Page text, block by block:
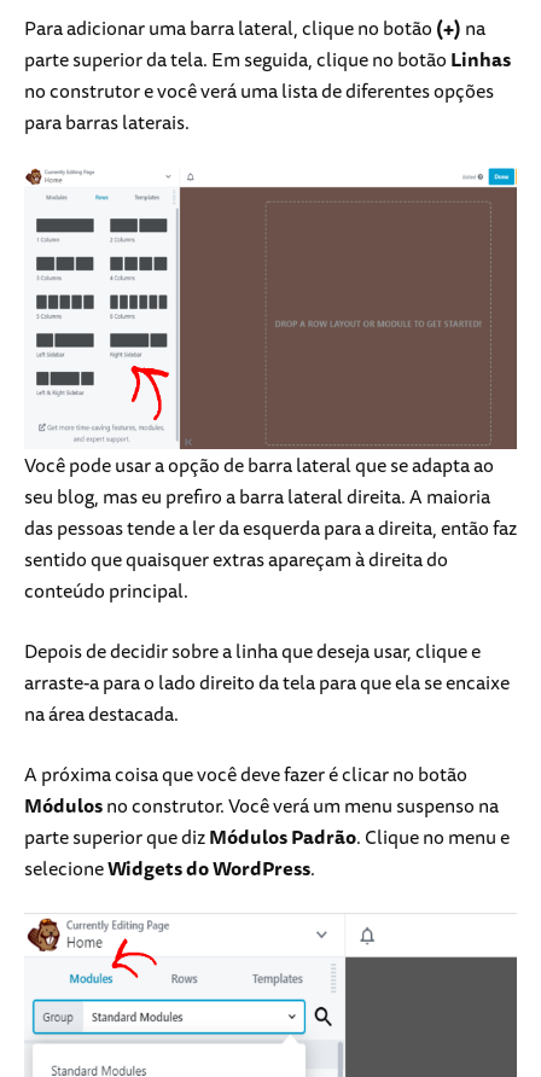
Para adicionar uma barra lateral, clique no botão(+)na
parte superior da tela. Em seguida, clique no botãoLinhas
no construtor e você verá uma lista de diferentes opções
para barras laterais.
Você pode usar a opção de barra lateral que se adapta ao
seu blog, mas eu prefiro a barra lateral direita. A maioria
das pessoas tende a ler da esquerda para a direita, então faz
sentido que quaisquer extras apareçam à direita do
conteúdo principal.
Depois de decidir sobre a linha que deseja usar, clique e
arraste-a para o lado direito da tela para que ela se encaixe
na área destacada.
A próxima coisa que você deve fazer é clicar no botão
Módulosno construtor. Você verá um menu suspenso na
parte superior que dizMódulos Padrão. Clique no menu e
selecioneWidgets do WordPress.